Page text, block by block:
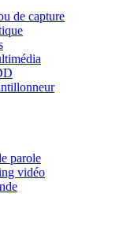
de capture
parole
vidéo